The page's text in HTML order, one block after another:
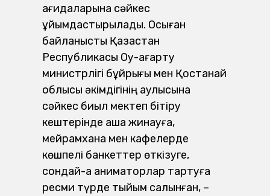
қағидаларына сәйкес
ұйымдастырылады. Осыған
байланысты Қазақстан
Республикасы Оқу-ағарту
министрлігі бұйрығы мен Қостанай
облысы әкімдігінің қаулысына
сәйкес биыл мектеп бітіру
кештерінде ақша жинауға,
мейрамхана мен кафелерде
көшпелі банкеттер өткізуге,
сондай-ақ аниматорлар тартуға
ресми түрде тыйым салынған, –